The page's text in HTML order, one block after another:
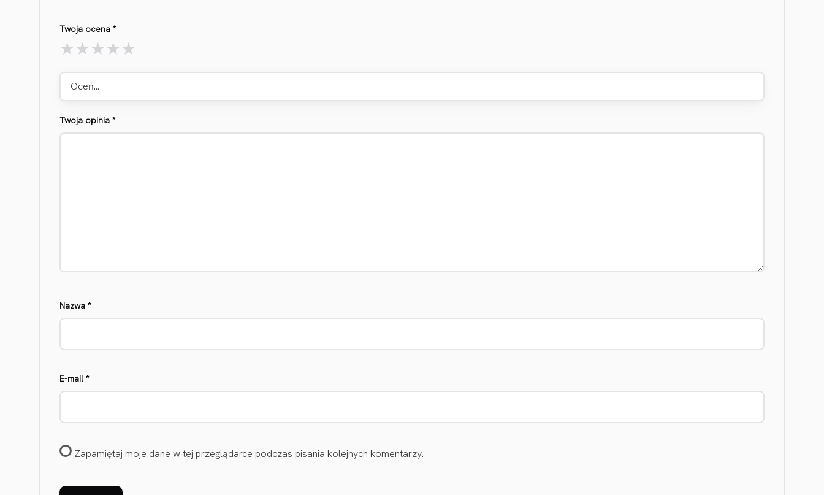
Twoja ocena *
Oceń…
Twoja opinia *
Nazwa *
E-mail *
Zapamiętaj moje dane w tej przeglądarce podczas pisania kolejnych komentarzy.